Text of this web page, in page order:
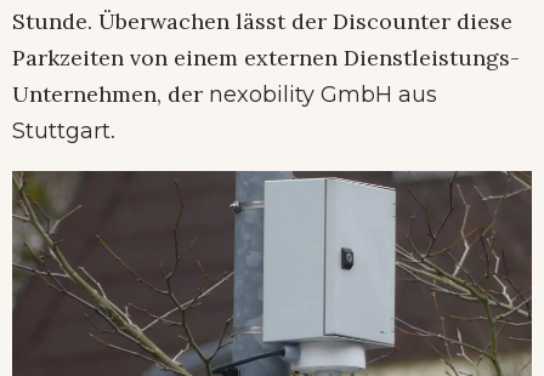
Stunde. Überwachen lässt der Discounter diese
Parkzeiten von einem externen Dienstleistungs-
Unternehmen, der nexobility GmbH aus
Stuttgart.